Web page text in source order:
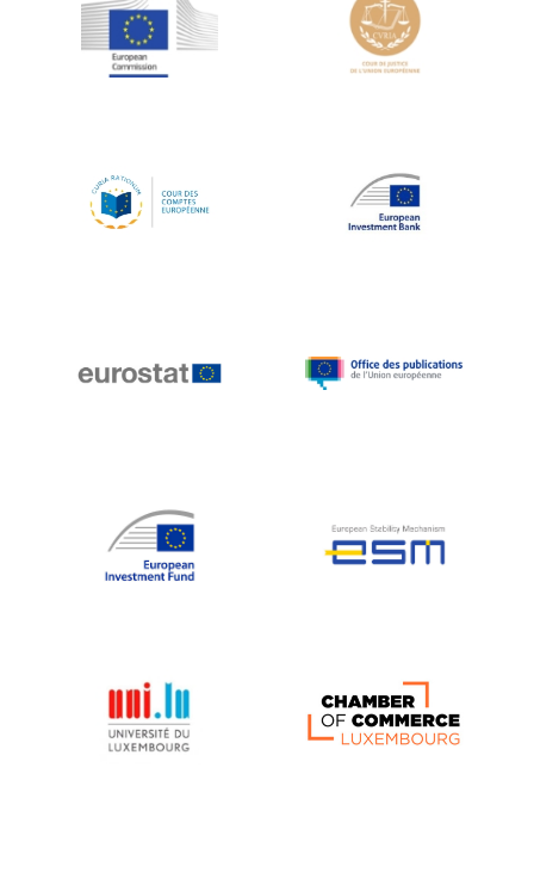
Jean-Louis Schiltz
Jean-Victor Louis
Johnny Åkerholm
Katharien L.C. Hunt
Klaus-Heiner Lehne
Koen LENAERTS
Lars Heikensten
Lucas Papademos
Máire Geoghegan-Quinn